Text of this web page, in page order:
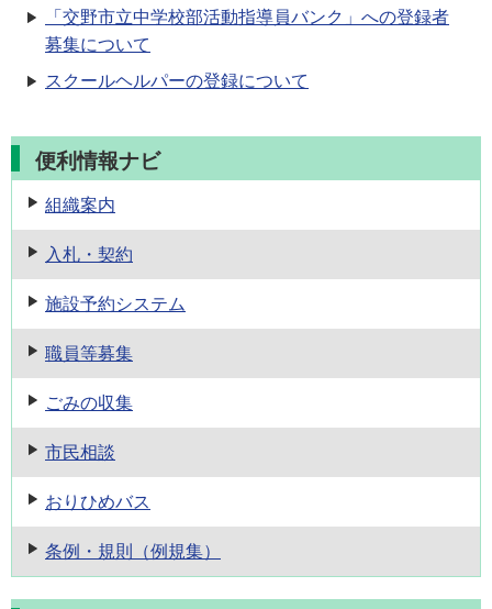
「交野市立中学校部活動指導員バンク」への登録者
募集について
スクールヘルパーの登録について
便利情報ナビ
組織案内
入札・契約
施設予約システム
職員等募集
ごみの収集
市民相談
おりひめバス
条例・規則 （例規集）